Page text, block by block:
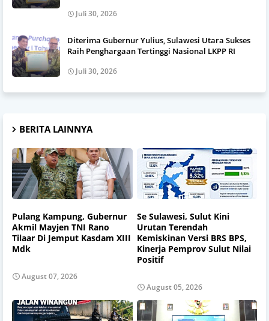
Juli 30, 2026
Diterima Gubernur Yulius, Sulawesi Utara Sukses
Raih Penghargaan Tertinggi Nasional LKPP RI
Juli 30, 2026
BERITA LAINNYA
Pulang Kampung, Gubernur
Akmil Mayjen TNI Rano
Tilaar Di Jemput Kasdam XIII
Mdk
August 07, 2026
Se Sulawesi, Sulut Kini
Urutan Terendah
Kemiskinan Versi BRS BPS,
Kinerja Pemprov Sulut Nilai
Positif
August 05, 2026